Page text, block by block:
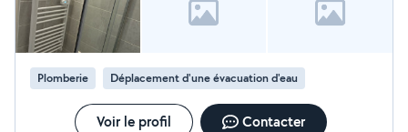
Plomberie Déplacement d'une évacuation d'eau
Voir le profil Contacter